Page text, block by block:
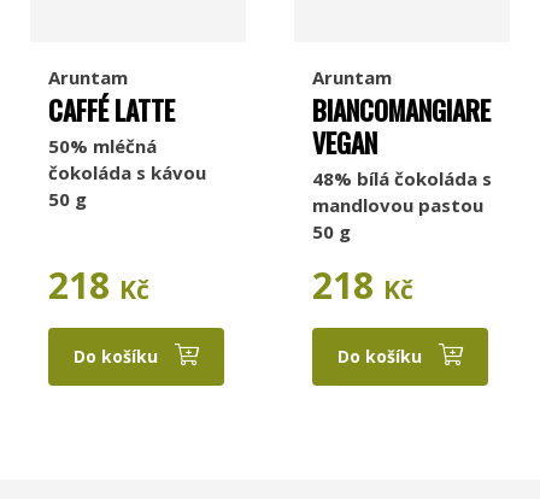
Aruntam
CAFFÉ LATTE
50% mléčná
čokoláda s kávou
50 g
218 Kč
Do košíku
Aruntam
BIANCOMANGIARE
VEGAN
48% bílá čokoláda s
mandlovou pastou
50 g
218 Kč
Do košíku